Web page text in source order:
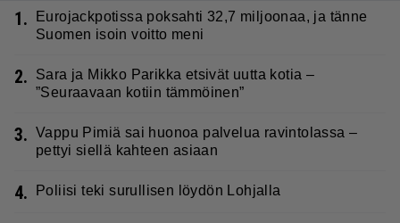
1.
Eurojackpotissa poksahti 32,7 miljoonaa, ja tänne
Suomen isoin voitto meni
2.
Sara ja Mikko Parikka etsivät uutta kotia –
”Seuraavaan kotiin tämmöinen”
3. Vappu Pimiä sai huonoa palvelua ravintolassa –
pettyi siellä kahteen asiaan
4. Poliisi teki surullisen löydön Lohjalla